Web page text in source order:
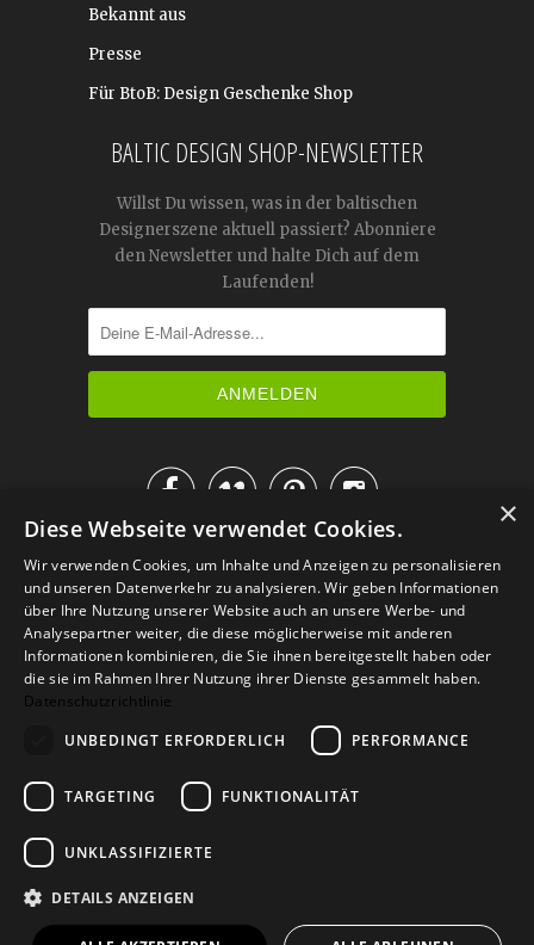
Bekannt aus
Presse
Für BtoB: Design Geschenke Shop
BALTIC DESIGN SHOP-NEWSLETTER
Willst Du wissen, was in der baltischen
Designerszene aktuell passiert? Abonniere
den Newsletter und halte Dich auf dem
Laufenden!

IM KATALOG BLÄTTERN
Versand Zahlarten
Retoure
Widerrufsformular
© 2026Baltic Design Shop. Baltic Design Shop
×
Diese Webseite verwendet Cookies.
Wir verwenden Cookies, um Inhalte und Anzeigen zu personalisieren
und unseren Datenverkehr zu analysieren. Wir geben Informationen
über Ihre Nutzung unserer Website auch an unsere Werbe- und
Analysepartner weiter, die diese möglicherweise mit anderen
Informationen kombinieren, die Sie ihnen bereitgestellt haben oder
die sie im Rahmen Ihrer Nutzung ihrer Dienste gesammelt haben.
Datenschutzrichtlinie
UNBEDINGT ERFORDERLICH
PERFORMANCE
TARGETING FUNKTIONALITÄT
UNKLASSIFIZIERTE
DETAILS ANZEIGEN